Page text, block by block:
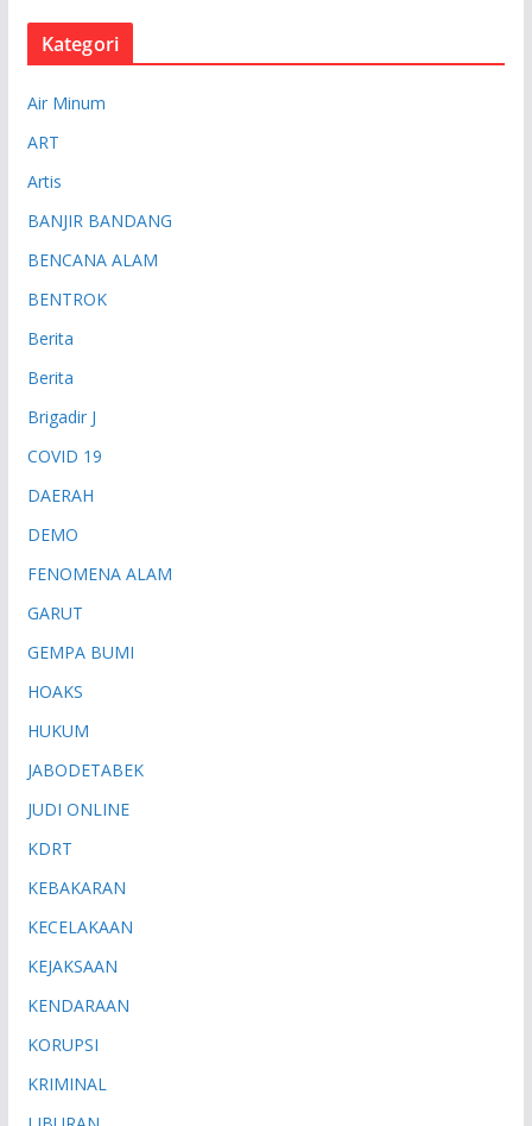
Kategori
Air Minum
ART
Artis
BANJIR BANDANG
BENCANA ALAM
BENTROK
Berita
Berita
Brigadir J
COVID 19
DAERAH
DEMO
FENOMENA ALAM
GARUT
GEMPA BUMI
HOAKS
HUKUM
JABODETABEK
JUDI ONLINE
KDRT
KEBAKARAN
KECELAKAAN
KEJAKSAAN
KENDARAAN
KORUPSI
KRIMINAL